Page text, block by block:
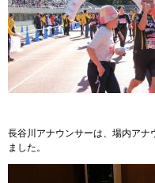
長谷川アナウンサーは、場内ア
ました。